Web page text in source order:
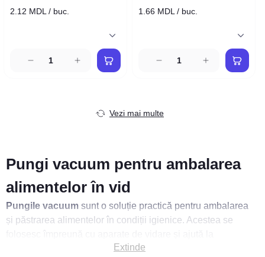
2.12 MDL / buc. 1.66 MDL / buc.
Vezi mai multe
Pungi vacuum pentru ambalarea
alimentelor în vid
Pungile vacuum sunt o soluție practică pentru ambalarea
și păstrarea alimentelor în condiții igienice. Acestea se
protejarea produselor împotriva aerului, umezelii și
Extinde